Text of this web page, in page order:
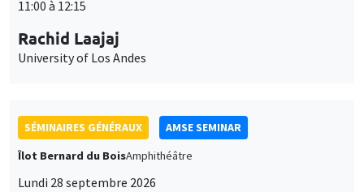
11:00 à 12:15
Rachid Laajaj
University of Los Andes
SÉMINAIRES GÉNÉRAUX
AMSE SEMINAR
Îlot Bernard du BoisAmphithéâtre
Lundi 28 septembre 2026